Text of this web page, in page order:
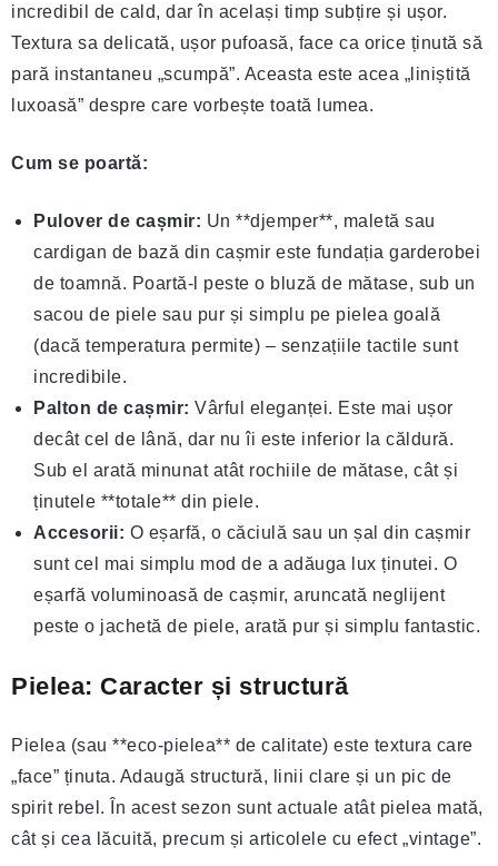
incredibil de cald, dar în același timp subțire și ușor.
Textura sa delicată, ușor pufoasă, face ca orice ținută să
pară instantaneu „scumpă”. Aceasta este acea „liniștită
luxoasă” despre care vorbește toată lumea.
Cum se poartă:
Pulover de cașmir: Un **djemper**, maletă sau
cardigan de bază din cașmir este fundația garderobei
de toamnă. Poartă-l peste o bluză de mătase, sub un
sacou de piele sau pur și simplu pe pielea goală
(dacă temperatura permite) – senzațiile tactile sunt
incredibile.
Palton de cașmir: Vârful eleganței. Este mai ușor
decât cel de lână, dar nu îi este inferior la căldură.
Sub el arată minunat atât rochiile de mătase, cât și
ținutele **totale** din piele.
Accesorii: O eșarfă, o căciulă sau un șal din cașmir
sunt cel mai simplu mod de a adăuga lux ținutei. O
eșarfă voluminoasă de cașmir, aruncată neglijent
peste o jachetă de piele, arată pur și simplu fantastic.
Pielea: Caracter și structură
Pielea (sau **eco-pielea** de calitate) este textura care
„face” ținuta. Adaugă structură, linii clare și un pic de
spirit rebel. În acest sezon sunt actuale atât pielea mată,
cât și cea lăcuită, precum și articolele cu efect „vintage”.